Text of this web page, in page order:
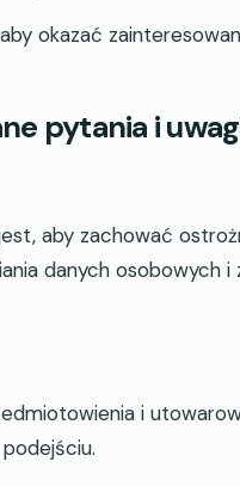
okazać
pytania i
aby zachować
danych osobowych i
i